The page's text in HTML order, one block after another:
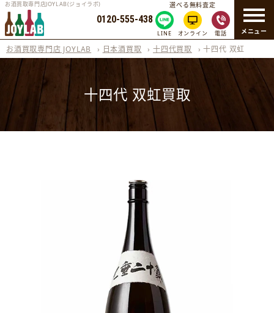
メニュー
お酒買取専門店JOYLAB(ジョイラボ)
0120-555-438
選べる無料査定
LINE オンライン 電話
お酒買取専門店 JOYLAB › 日本酒買取 ›十四代買取 ›十四代 双虹
十四代 双虹買取